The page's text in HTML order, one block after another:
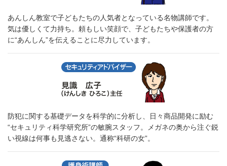
あんしん教室で子どもたちの人気者となっている名物講師です。
気は優しくて力持ち。頼もしい笑顔で、子どもたちや保護者の方
に“あんしん”を伝えることに尽力しています。
防犯に関する基礎データを科学的に分析し、日々商品開発に励む
“セキュリティ科学研究所”の敏腕スタッフ。メガネの奥から注ぐ鋭
い視線は何事も見逃さない。通称“科研の女”。